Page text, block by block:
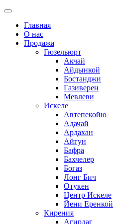
Главная
О нас
Продажа
Гюзельюрт
Акчай
Айдынкой
Бостанджи
Газиверен
Мевлеви
Искеле
Автепекойю
Адачай
Ардахан
Айгун
Бафра
Бахчелер
Богаз
Лонг Бич
Отукен
Центр Искеле
Йени Еренкой
Кирения
Агирдаг